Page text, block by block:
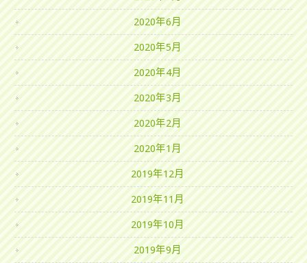
2020年6月
2020年5月
2020年4月
2020年3月
2020年2月
2020年1月
2019年12月
2019年11月
2019年10月
2019年9月